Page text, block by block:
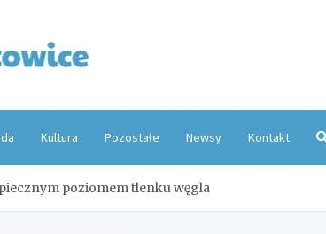
Kultura Pozostałe Newsy Kontakt
poziomem tlenku węgla